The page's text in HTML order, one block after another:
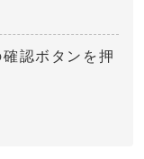
認ボタンを押